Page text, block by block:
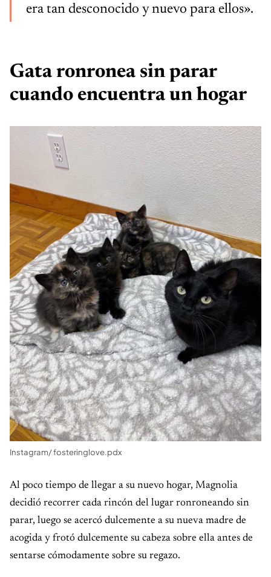
era tan desconocido y nuevo para ellos».
Gata ronronea sin parar
cuando encuentra un hogar
Instagram/ fosteringlove.pdx
Al poco tiempo de llegar a su nuevo hogar, Magnolia
decidió recorrer cada rincón del lugar ronroneando sin
parar, luego se acercó dulcemente a su nueva madre de
acogida y frotó dulcemente su cabeza sobre ella antes de
sentarse cómodamente sobre su regazo.